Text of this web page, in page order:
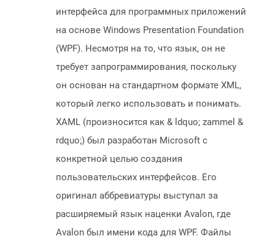
интерфейса для программных приложений
на основе Windows Presentation Foundation
(WPF). Несмотря на то, что язык, он не
требует запрограммирования, поскольку
он основан на стандартном формате XML,
который легко использовать и понимать.
XAML (произносится как & ldquo; zammel &
rdquo;) был разработан Microsoft с
конкретной целью создания
пользовательских интерфейсов. Его
оригинал аббревиатуры выступал за
расширяемый язык наценки Avalon, где
Avalon был имени кода для WPF. Файлы